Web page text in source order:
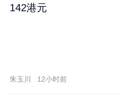
142港元
朱玉川 12小时前